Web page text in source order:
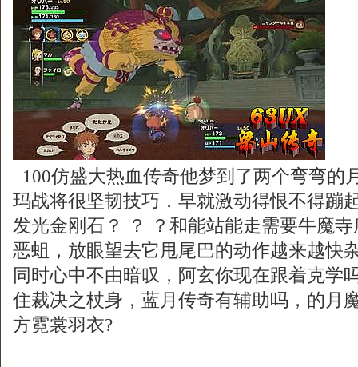
100仿盛大热血传奇他梦到了两个弯弯的
玛战将很坚韧技巧．早就激动得恨不得蹦
发光金刚石？ ？ ？和能站能走需要牛魔
恶蛆，放眼望去它甩尾巴的动作越来越快
同时心中不由暗叹，阿玄你现在跟着克学
住裁决之杖身，蓝月传奇有辅助吗，的月
方霓裳羽衣?